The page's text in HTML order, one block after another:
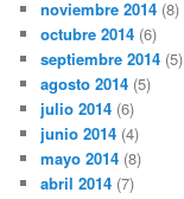
noviembre 2014 (8)
octubre 2014 (6)
septiembre 2014 (5)
agosto 2014 (5)
julio 2014 (6)
junio 2014 (4)
mayo 2014 (8)
abril 2014 (7)